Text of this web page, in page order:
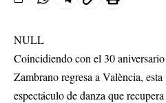
NULL
Coincidiendo con el 30
Zambrano regresa a València,
espectáculo de danza que